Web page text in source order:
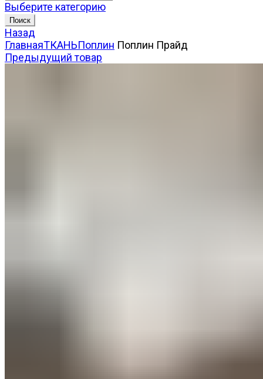
Выберите категорию
Поиск
Назад
ГлавнаяТКАНЬПоплин Поплин Прайд
Предыдущий товар